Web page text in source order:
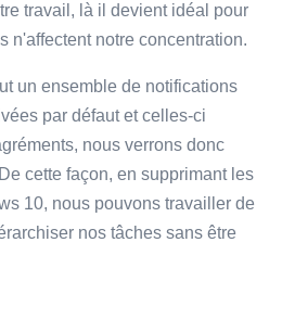
travail, là il devient idéal pour
n'affectent notre concentration.
un ensemble de notifications
par défaut et celles-ci
nous verrons donc
cette façon, en supprimant les
10, nous pouvons travailler de
nos tâches sans être